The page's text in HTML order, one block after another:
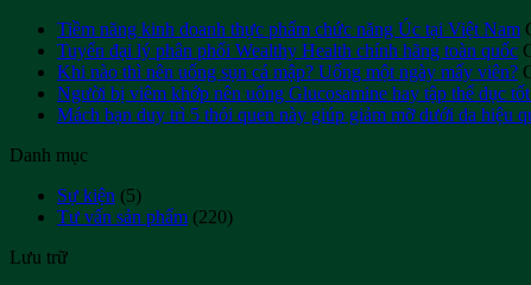
Tiềm năng kinh doanh thực phẩm chức năng Úc tại Việt Nam
Tuyển đại lý phân phối Wealthy Health chính hãng toàn quốc
Khi nào thì nên uống sụn cá mập? Uống một ngày mấy viên?
Người bị viêm khớp nên uống Glucosamine hay tập thể dục
Mách bạn duy trì 5 thói quen này giúp giảm mỡ dưới da hiệu
Danh mục
Sự kiện (5)
Tư vấn sản phẩm (220)
Lưu trữ